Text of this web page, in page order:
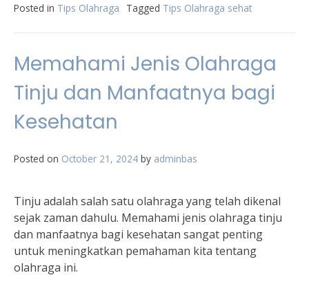
Posted in Tips Olahraga Tagged Tips Olahraga sehat
Memahami Jenis Olahraga
Tinju dan Manfaatnya bagi
Kesehatan
Posted on October 21, 2024 by adminbas
Tinju adalah salah satu olahraga yang telah dikenal
sejak zaman dahulu. Memahami jenis olahraga tinju
dan manfaatnya bagi kesehatan sangat penting
untuk meningkatkan pemahaman kita tentang
olahraga ini.